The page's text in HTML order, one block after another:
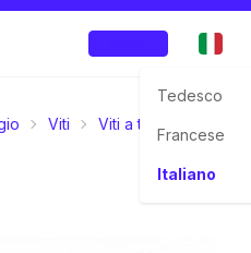
Tedesco
Francese
Italiano
Viti Viti a testa bombata